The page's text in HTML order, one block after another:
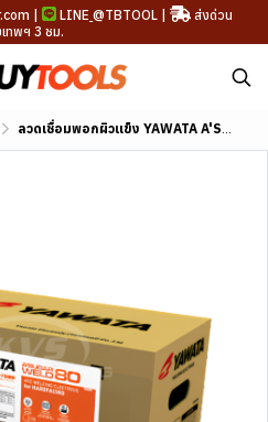
| LINE @TBTOOL |
ส่งด่วน
ทพฯ 3 ชม.
ลวดเชื่อมพอกผิวแข็ง YAWATA A'SUGAR WELD 80 (DIN E 10-UM-60)